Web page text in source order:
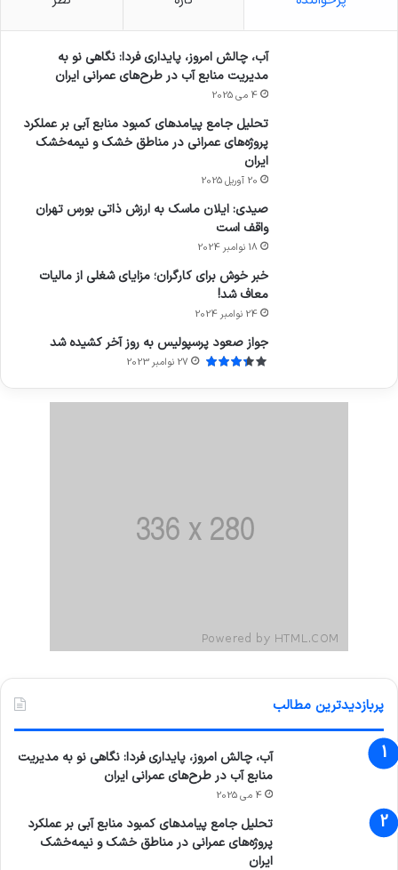
آب، چالش امروز، پایداری فردا: نگاهی نو به
مدیریت منابع آب در طرح‌های عمرانی ایران
4 می 2025
تحلیل جامع پیامدهای کمبود منابع آبی بر عملکرد
پروژه‌های عمرانی در مناطق خشک و نیمه‌خشک
ایران
20 آوریل 2025
صیدی: ایلان ماسک به ارزش ذاتی بورس تهران
واقف است
18 نوامبر 2024
خبر خوش برای کارگران؛ مزایای شغلی از مالیات
معاف شد!
24 نوامبر 2024
جواز صعود پرسپولیس به روز آخر کشیده شد
27 نوامبر 2023
پربازدیدترین مطالب
آب، چالش امروز، پایداری فردا: نگاهی نو به مدیریت
منابع آب در طرح‌های عمرانی ایران
4 می 2025
تحلیل جامع پیامدهای کمبود منابع آبی بر عملکرد
پروژه‌های عمرانی در مناطق خشک و نیمه‌خشک
ایران